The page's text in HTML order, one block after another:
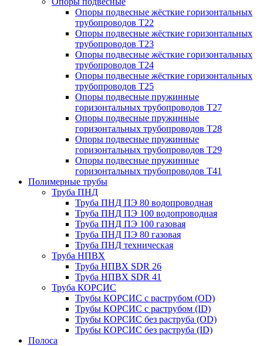
Опоры подвесные жёсткие горизонтальных
трубопроводов Т22
Опоры подвесные жёсткие горизонтальных
трубопроводов Т23
Опоры подвесные жёсткие горизонтальных
трубопроводов Т24
Опоры подвесные жёсткие горизонтальных
трубопроводов Т25
Опоры подвесные пружинные
горизонтальных трубопроводов Т27
Опоры подвесные пружинные
горизонтальных трубопроводов Т28
Опоры подвесные пружинные
горизонтальных трубопроводов Т29
Опоры подвесные пружинные
горизонтальных трубопроводов Т41
Полимерные трубы
Труба ПНД
Труба ПНД ПЭ 80 водопроводная
Труба ПНД ПЭ 100 водопроводная
Труба ПНД ПЭ 100 газовая
Труба ПНД ПЭ 80 газовая
Труба ПНД техническая
Труба НПВХ
Труба НПВХ SDR 26
Труба НПВХ SDR 41
Труба КОРСИС
Трубы КОРСИС с раструбом (OD)
Трубы КОРСИС с раструбом (ID)
Трубы КОРСИС без раструба (OD)
Трубы КОРСИС без раструба (ID)
Полоса